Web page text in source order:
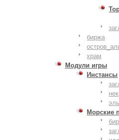
биржа
храм
Модули игры
Инстансы
Морские